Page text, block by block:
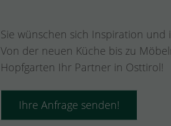
Sie wünschen sich Inspiration
Von der neuen Küche bis zu
Hopfgarten Ihr Partner in Osttirol!
Ihre Anfrage senden!